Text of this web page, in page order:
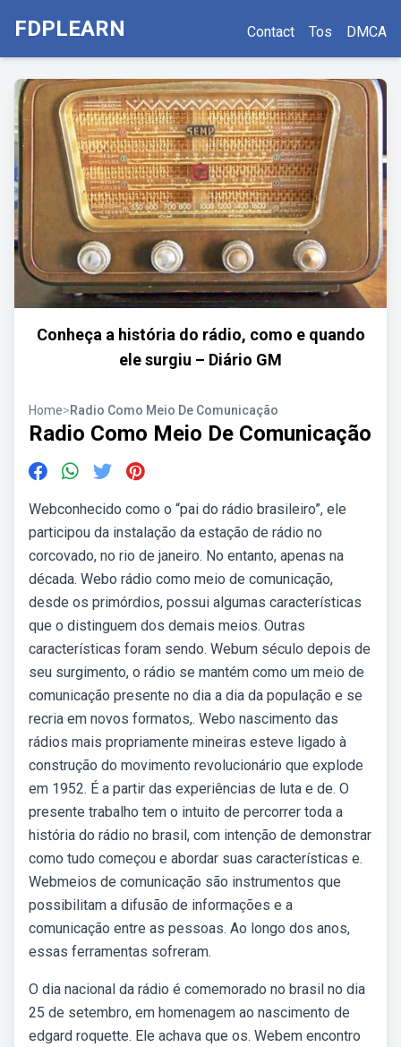
FDPLEARN Contact Tos DMCA
Conheça a história do rádio, como e quando
ele surgiu – Diário GM
Home>Radio Como Meio De Comunicação
Radio Como Meio De Comunicação
Webconhecido como o “pai do rádio brasileiro”, ele
participou da instalação da estação de rádio no
corcovado, no rio de janeiro. No entanto, apenas na
década. Webo rádio como meio de comunicação,
desde os primórdios, possui algumas características
que o distinguem dos demais meios. Outras
características foram sendo. Webum século depois de
seu surgimento, o rádio se mantém como um meio de
comunicação presente no dia a dia da população e se
recria em novos formatos,. Webo nascimento das
rádios mais propriamente mineiras esteve ligado à
construção do movimento revolucionário que explode
em 1952. É a partir das experiências de luta e de. O
presente trabalho tem o intuito de percorrer toda a
história do rádio no brasil, com intenção de demonstrar
como tudo começou e abordar suas características e.
Webmeios de comunicação são instrumentos que
possibilitam a difusão de informações e a
comunicação entre as pessoas. Ao longo dos anos,
essas ferramentas sofreram.
O dia nacional da rádio é comemorado no brasil no dia
25 de setembro, em homenagem ao nascimento de
edgard roquette. Ele achava que os. Webem encontro